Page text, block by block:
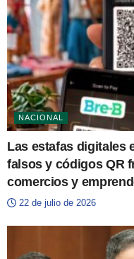
NACIONAL
Las estafas digitales
falsos y códigos QR
comercios y
22 de julio de 2026